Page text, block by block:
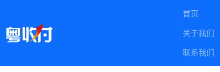
首页
关于我们
联系我们